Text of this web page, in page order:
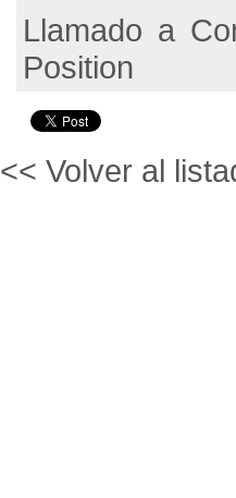
Llamado a
Position
<< Volver al